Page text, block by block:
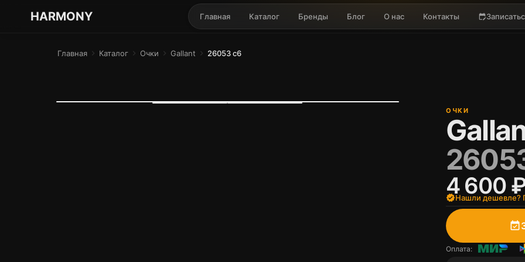
ГАРМОНИЯ ГЛАЗ
HARMONY Главная Каталог Бренды Блог О нас Контакты edit_calendar
Главная chevron_right Каталог chevron_right Очки chevron_right Gallant chevron_right 26053 с6
ОЧКИ
4 600
verifiedНашли дешевле?
event_available
Оплата: